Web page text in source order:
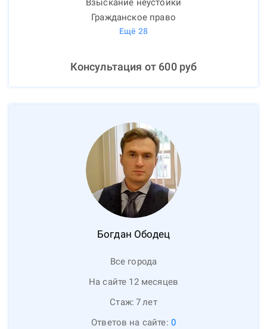
Взыскание неустойки
Гражданское право
Ещё 28
Консультация от 600руб
Богдан Ободец
Все города
На сайте 12 месяцев
Стаж: 7лет
Ответов на сайте: 0